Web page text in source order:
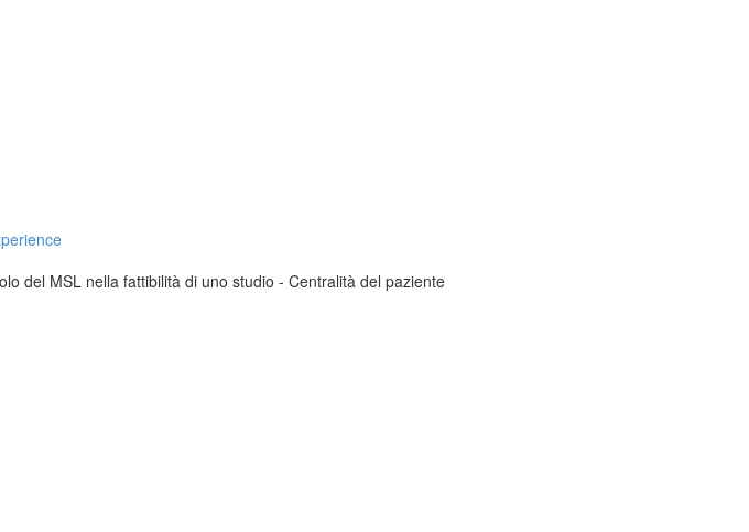
del MSL nella fattibilità di uno studio - Centralità del paziente